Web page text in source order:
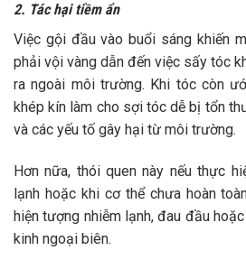
2. Tác hại tiềm ẩn
Việc gội đầu vào buổi sáng khiến
phải vội vàng dẫn đến việc sấy tóc
ra ngoài môi trường. Khi tóc còn
khép kín làm cho sợi tóc dễ bị tổn
và các yếu tố gây hại từ môi trường.
Hơn nữa, thói quen này nếu thực
lạnh hoặc khi cơ thể chưa hoàn
hiện tượng nhiễm lạnh, đau đầu
kinh ngoại biên.